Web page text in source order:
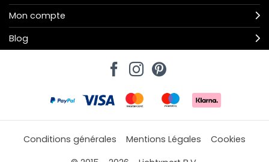
Mon compte
Blog
Conditions générales Mentions Légales
Cookies